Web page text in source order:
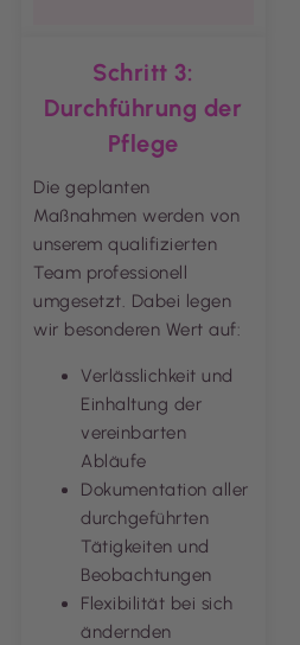
Schritt 3:
Durchführung der
Pflege
Die geplanten
Maßnahmen werden von
unserem qualifizierten
Team professionell
umgesetzt. Dabei legen
wir besonderen Wert auf:
Verlässlichkeit und
Einhaltung der
vereinbarten
Abläufe
Dokumentation aller
durchgeführten
Tätigkeiten und
Beobachtungen
Flexibilität bei sich
ändernden